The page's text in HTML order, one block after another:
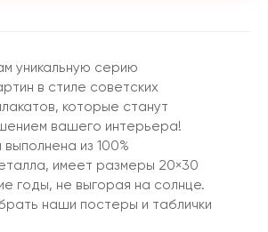
уникальную серию
в стиле советских
которые станут
вашего интерьера!
из 100%
имеет размеры 20×30
годы, не выгорая на солнце.
наши постеры и таблички